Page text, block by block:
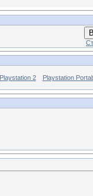
Playstation 2 Playstation